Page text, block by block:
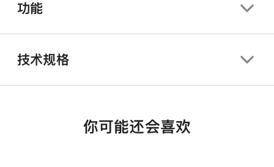
功能
技术规格
你可能还会喜欢